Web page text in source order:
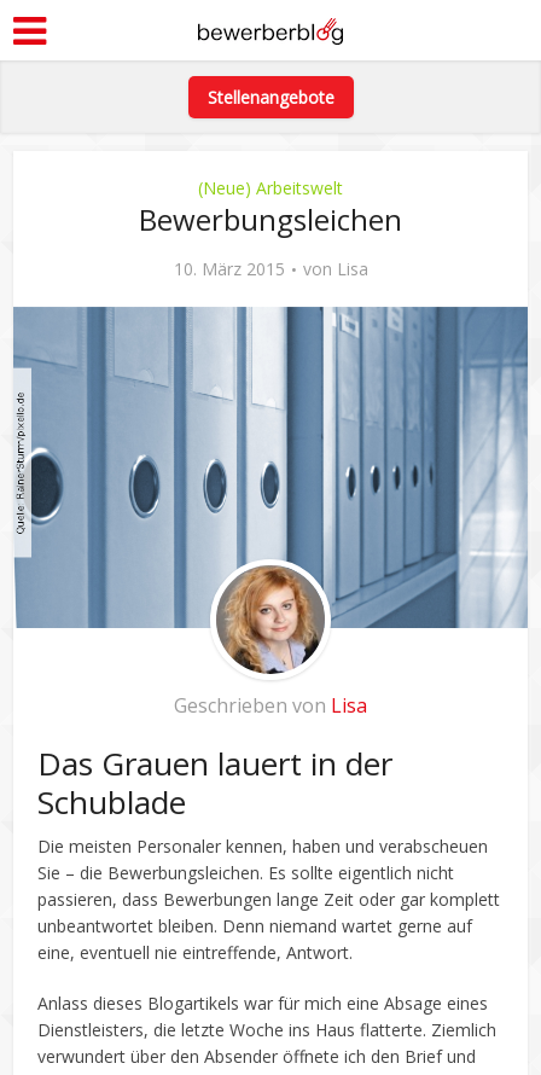
Stellenangebote
(Neue) Arbeitswelt
Bewerbungsleichen
10. März 2015 von Lisa
Geschrieben von Lisa
Das Grauen lauert in der
Schublade
Die meisten Personaler kennen, haben und verabscheuen
Sie – die Bewerbungsleichen. Es sollte eigentlich nicht
passieren, dass Bewerbungen lange Zeit oder gar komplett
unbeantwortet bleiben. Denn niemand wartet gerne auf
eine, eventuell nie eintreffende, Antwort.
Anlass dieses Blogartikels war für mich eine Absage eines
Dienstleisters, die letzte Woche ins Haus flatterte. Ziemlich
verwundert über den Absender öffnete ich den Brief und